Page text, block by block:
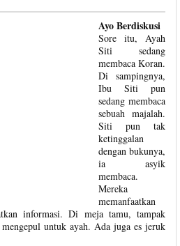
Ayo Berdiskusi
Sore itu, Ayah
Siti sedang
membaca Koran.
Di sampingnya,
Ibu Siti pun
sedang membaca
sebuah majalah.
Siti pun tak
ketinggalan
dengan bukunya,
ia asyik
membaca.
Mereka
memanfaatkan
informasi. Di meja tamu, tampak
mengepul untuk ayah. Ada juga es jeruk